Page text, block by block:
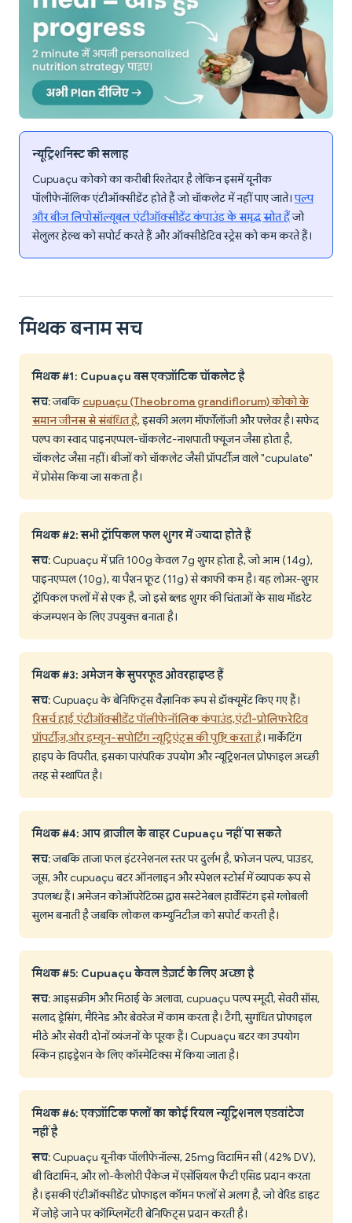
न्यूट्रिशनिस्ट की सलाह
Cupuaçu कोको का करीबी रिश्तेदार है लेकिन इसमें यूनीक
पॉलीफेनॉलिक एंटीऑक्सीडेंट होते हैं जो चॉकलेट में नहीं पाए जाते।पल्प
और बीज लिपोसॉल्यूबल एंटीऑक्सीडेंट कंपाउंड के समृद्ध स्रोत हैंजो
सेलुलर हेल्थ को सपोर्ट करते हैं और ऑक्सीडेटिव स्ट्रेस को कम करते हैं।
मिथक बनाम सच
मिथक #1: Cupuaçu बस एक्ज़ॉटिक चॉकलेट है
सच: जबकि cupuaçu (Theobroma grandiflorum) कोको के
समान जीनस से संबंधित है, इसकी अलग मॉर्फोलॉजी और फ्लेवर है। सफेद
पल्प का स्वाद पाइनएप्पल-चॉकलेट-नाशपाती फ्यूजन जैसा होता है,
चॉकलेट जैसा नहीं। बीजों को चॉकलेट जैसी प्रॉपर्टीज़ वाले "cupulate"
में प्रोसेस किया जा सकता है।
मिथक #2: सभी ट्रॉपिकल फल शुगर में ज्यादा होते हैं
सच: Cupuaçu में प्रति 100g केवल 7g शुगर होता है, जो आम (14g),
पाइनएप्पल (10g), या पैशन फ्रूट (11g) से काफी कम है। यह लोअर-शुगर
ट्रॉपिकल फलों में से एक है, जो इसे ब्लड शुगर की चिंताओं के साथ मॉडरेट
कंजम्पशन के लिए उपयुक्त बनाता है।
मिथक #3: अमेजन के सुपरफूड ओवरहाइप्ड हैं
सच: Cupuaçu के बेनिफिट्स वैज्ञानिक रूप से डॉक्यूमेंट किए गए हैं।
रिसर्च हाई एंटीऑक्सीडेंट पॉलीफेनॉलिक कंपाउंड, एंटी-प्रोलिफरेटिव
प्रॉपर्टीज़, और इम्यून-सपोर्टिंग न्यूट्रिएंट्स की पुष्टि करता है। मार्केटिंग
हाइप के विपरीत, इसका पारंपरिक उपयोग और न्यूट्रिशनल प्रोफाइल अच्छी
तरह से स्थापित है।
मिथक #4: आप ब्राजील के बाहर Cupuaçu नहीं पा सकते
सच: जबकि ताजा फल इंटरनेशनल स्तर पर दुर्लभ है, फ्रोजन पल्प, पाउडर,
जूस, और cupuaçu बटर ऑनलाइन और स्पेशल स्टोर्स में व्यापक रूप से
उपलब्ध हैं। अमेजन कोऑपरेटिव्स द्वारा सस्टेनेबल हार्वेस्टिंग इसे ग्लोबली
सुलभ बनाती है जबकि लोकल कम्युनिटीज़ को सपोर्ट करती है।
मिथक #5: Cupuaçu केवल डेज़र्ट के लिए अच्छा है
सच: आइसक्रीम और मिठाई के अलावा, cupuaçu पल्प स्मूदी, सेवरी सॉस,
सलाद ड्रेसिंग, मैरिनेड और बेवरेज में काम करता है। टैंगी, सुगंधित प्रोफाइल
मीठे और सेवरी दोनों व्यंजनों के पूरक हैं। Cupuaçu बटर का उपयोग
स्किन हाइड्रेशन के लिए कॉस्मेटिक्स में किया जाता है।
मिथक #6: एक्ज़ॉटिक फलों का कोई रियल न्यूट्रिशनल एडवांटेज
नहीं है
सच: Cupuaçu यूनीक पॉलीफेनॉल्स, 25mg विटामिन सी (42% DV),
बी विटामिन, और लो-कैलोरी पैकेज में एसेंशियल फैटी एसिड प्रदान करता
है। इसकी एंटीऑक्सीडेंट प्रोफाइल कॉमन फलों से अलग है, जो वेरिड डाइट
में जोड़े जाने पर कॉम्प्लिमेंटरी बेनिफिट्स प्रदान करती है।